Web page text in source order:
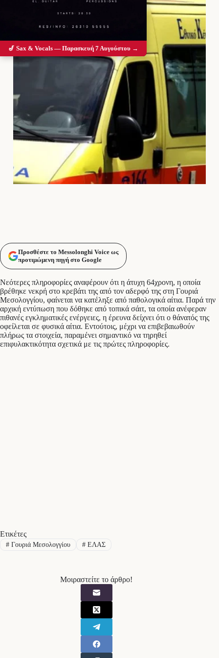
Προσθέστε το Messolonghi Voice ως
προτιμώμενη πηγή στο Google
Νεότερες πληροφορίες αναφέρουν ότι η άτυχη 64χρονη, η οποία
βρέθηκε νεκρή στο κρεβάτι της από τον αδερφό της στη Γουριά
Μεσολογγίου, φαίνεται να κατέληξε από παθολογικά αίτια. Παρά την
αρχική εντύπωση που δόθηκε από τοπικά σάιτ, τα οποία ανέφεραν
πιθανές εγκληματικές ενέργειες, η έρευνα δείχνει ότι ο θάνατός της
οφείλεται σε φυσικά αίτια. Εντούτοις, μέχρι να επιβεβαιωθούν
πλήρως τα στοιχεία, παραμένει σημαντικό να τηρηθεί
επιφυλακτικότητα σχετικά με τις πρώτες πληροφορίες.
Ετικέτες
#Γουριά Μεσολογγίου #ΕΛΑΣ
Μοιραστείτε το άρθρο!
🎷 Sax & Vocals — Παρασκευή 7 Αυγούστου →